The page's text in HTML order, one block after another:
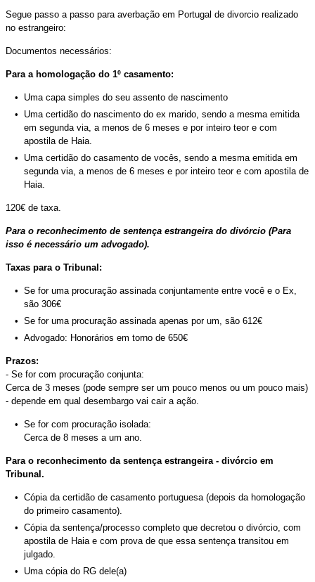
Segue passo a passo para averbação em Portugal de divorcio realizado
no estrangeiro:
Documentos necessários:
Para a homologação do 1º casamento:
Uma capa simples do seu assento de nascimento
Uma certidão do nascimento do ex marido, sendo a mesma emitida
em segunda via, a menos de 6 meses e por inteiro teor e com
apostila de Haia.
Uma certidão do casamento de vocês, sendo a mesma emitida em
segunda via, a menos de 6 meses e por inteiro teor e com apostila de
Haia.
120€ de taxa.
Para o reconhecimento de sentença estrangeira do divórcio (Para
isso é necessário um advogado).
Taxas para o Tribunal:
Se for uma procuração assinada conjuntamente entre você e o Ex,
são 306€
Se for uma procuração assinada apenas por um, são 612€
Advogado: Honorários em torno de 650€
Prazos:
- Se for com procuração conjunta:
Cerca de 3 meses (pode sempre ser um pouco menos ou um pouco mais)
- depende em qual desembargo vai cair a ação.
Se for com procuração isolada:
Cerca de 8 meses a um ano.
Para o reconhecimento da sentença estrangeira - divórcio em
Tribunal.
Cópia da certidão de casamento portuguesa (depois da homologação
do primeiro casamento).
Cópia da sentença/processo completo que decretou o divórcio, com
apostila de Haia e com prova de que essa sentença transitou em
julgado.
Uma cópia do RG dele(a)